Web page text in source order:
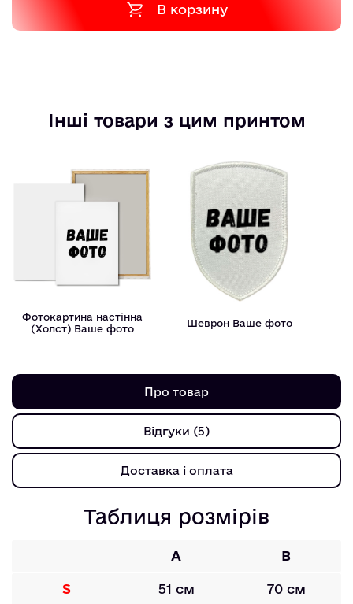
В корзину
Інші товари з цим принтом
Фотокартина настінна
(Холст) Ваше фото
Шеврон Ваше фото
Про товар
Відгуки (5)
Доставка і оплата
Таблиця розмірів
A B
S 51 см 70 см